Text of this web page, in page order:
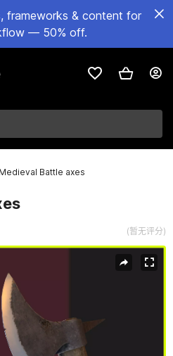
frameworks & content for
— 50% off.
Medieval Battle axes
(暂无评分)